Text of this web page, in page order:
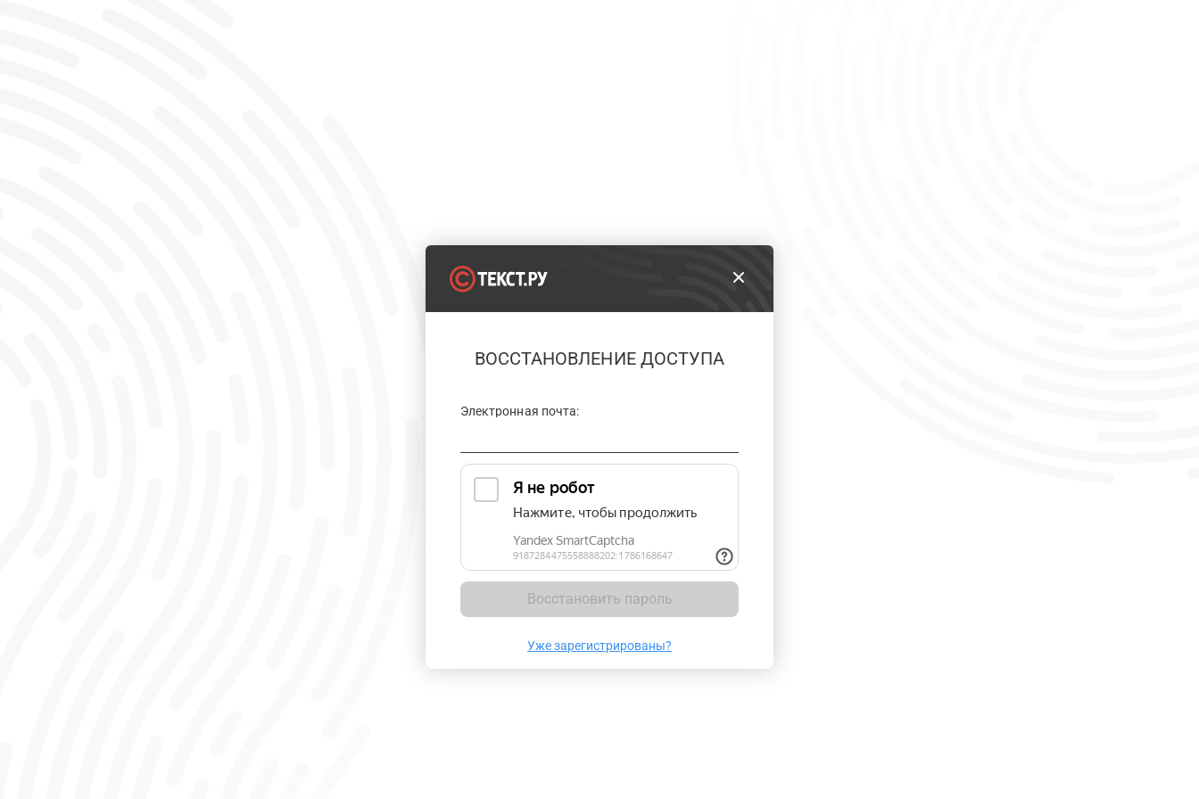
ВОССТАНОВЛЕНИЕ ДОСТУПА
Электронная почта:
Восстановить пароль
Уже зарегистрированы?